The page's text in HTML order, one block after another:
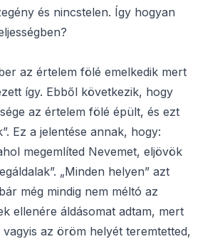
és nincstelen. Így hogyan
az értelem fölé emelkedik mert
így. Ebből következik, hogy
az értelem fölé épült, és ezt
Ez a jelentése annak, hogy:
megemlíted Nevemet, eljövök
„Minden helyen” azt
még mindig nem méltó az
ellenére áldásomat adtam, mert
az öröm helyét teremtetted,